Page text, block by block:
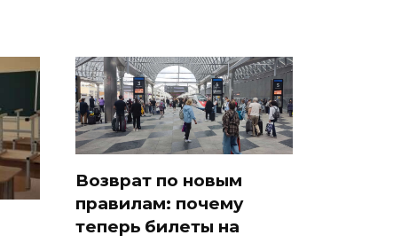
Возврат по новым
правилам: почему
теперь билеты на